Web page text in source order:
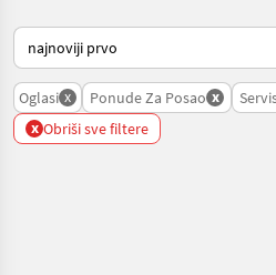
Način na koji sortira Landwirt.com
Oglasi x Ponude Za Posao x
x Obriši sve filtere